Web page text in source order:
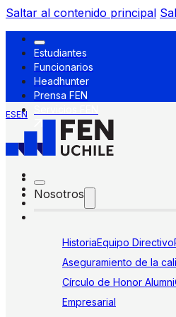
Saltar al contenido principal
Estudiantes
Funcionarios
Headhunter
Prensa FEN
ESEN
Nosotros
HistoriaEquipo Directivo
Aseguramiento de la
Círculo de Honor Alumni
Empresarial